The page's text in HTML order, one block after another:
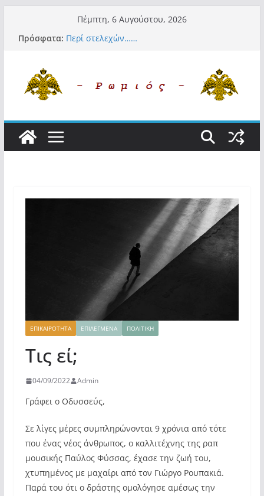
περιεχόμενο
Πέμπτη, 6 Αυγούστου, 2026
Πρόσφατα: Περί στελεχών……
Βόμβα: Με στήριξη Musk το νέο κόμμα
Κασιδιάρη – Οι ένοικοι του Μαξίμου σε
Ελλάδα
Σύρος: Βρετανίδα τουρίστρια έμεινε σε κώμα
42 ημέρες μετά από τσίμπημα τσιμπουριού!
ΕΠΙΚΑΙΡΟΤΗΤΑ ΕΠΙΛΕΓΜΕΝΑ ΠΟΛΙΤΙΚΗ
Τις εί;
04/09/2022 Admin
Γράφει ο Οδυσσεύς,
Σε λίγες μέρες συμπληρώνονται 9 χρόνια από τότε
που ένας νέος άνθρωπος, ο καλλιτέχνης της ραπ
μουσικής Παύλος Φύσσας, έχασε την ζωή του,
χτυπημένος με μαχαίρι από τον Γιώργο Ρουπακιά.
Παρά του ότι ο δράστης ομολόγησε αμέσως την